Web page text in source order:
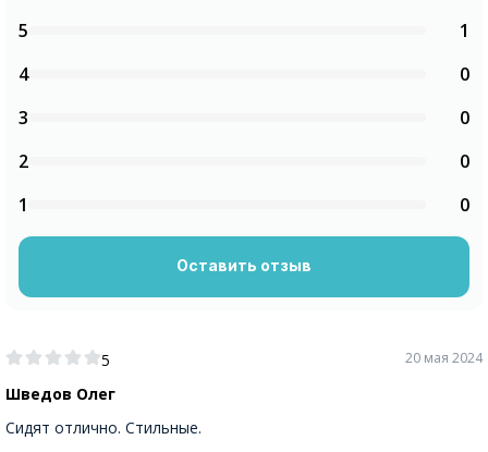
5
Шведов Олег
20 мая 2024
Сидят отлично. Стильные.
5
1
4
0
3
0
2
0
1
0
Оставить отзыв